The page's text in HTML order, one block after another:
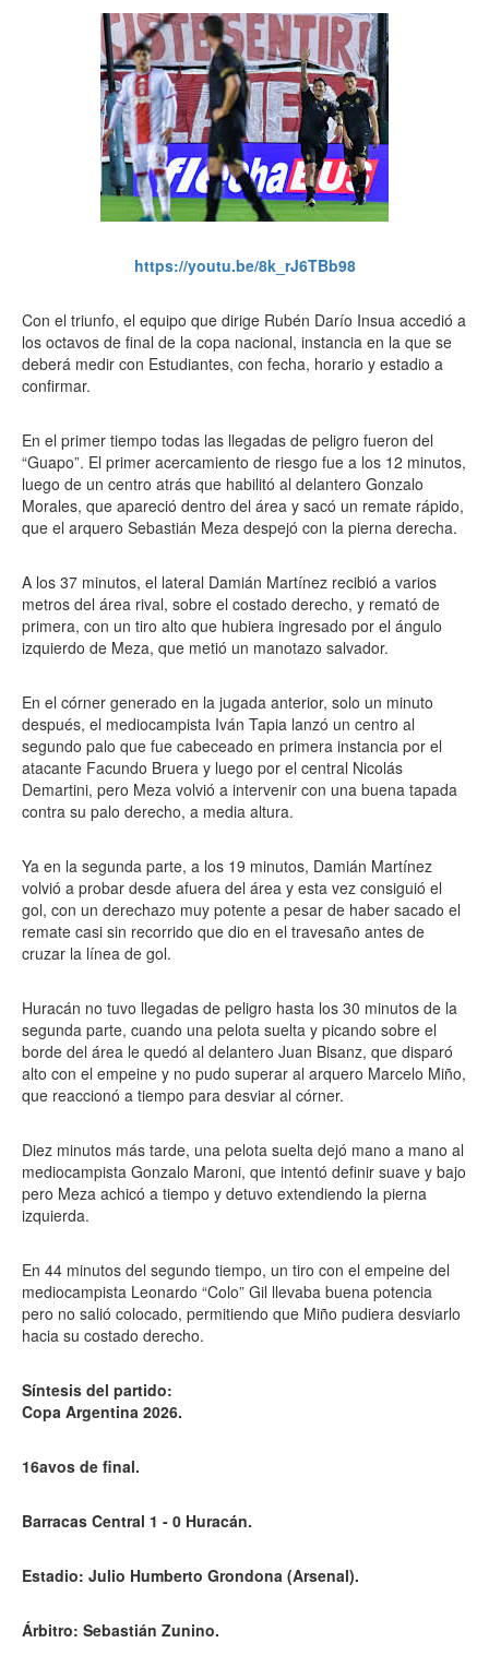
https://youtu.be/8k_rJ6TBb98
Con el triunfo, el equipo que dirige Rubén Darío Insua accedió a
los octavos de final de la copa nacional, instancia en la que se
deberá medir con Estudiantes, con fecha, horario y estadio a
confirmar.
En el primer tiempo todas las llegadas de peligro fueron del
“Guapo”. El primer acercamiento de riesgo fue a los 12 minutos,
luego de un centro atrás que habilitó al delantero Gonzalo
Morales, que apareció dentro del área y sacó un remate rápido,
que el arquero Sebastián Meza despejó con la pierna derecha.
A los 37 minutos, el lateral Damián Martínez recibió a varios
metros del área rival, sobre el costado derecho, y remató de
primera, con un tiro alto que hubiera ingresado por el ángulo
izquierdo de Meza, que metió un manotazo salvador.
En el córner generado en la jugada anterior, solo un minuto
después, el mediocampista Iván Tapia lanzó un centro al
segundo palo que fue cabeceado en primera instancia por el
atacante Facundo Bruera y luego por el central Nicolás
Demartini, pero Meza volvió a intervenir con una buena tapada
contra su palo derecho, a media altura.
Ya en la segunda parte, a los 19 minutos, Damián Martínez
volvió a probar desde afuera del área y esta vez consiguió el
gol, con un derechazo muy potente a pesar de haber sacado el
remate casi sin recorrido que dio en el travesaño antes de
cruzar la línea de gol.
Huracán no tuvo llegadas de peligro hasta los 30 minutos de la
segunda parte, cuando una pelota suelta y picando sobre el
borde del área le quedó al delantero Juan Bisanz, que disparó
alto con el empeine y no pudo superar al arquero Marcelo Miño,
que reaccionó a tiempo para desviar al córner.
Diez minutos más tarde, una pelota suelta dejó mano a mano al
mediocampista Gonzalo Maroni, que intentó definir suave y bajo
pero Meza achicó a tiempo y detuvo extendiendo la pierna
izquierda.
En 44 minutos del segundo tiempo, un tiro con el empeine del
mediocampista Leonardo “Colo” Gil llevaba buena potencia
pero no salió colocado, permitiendo que Miño pudiera desviarlo
hacia su costado derecho.
Síntesis del partido:
Copa Argentina 2026.
16avos de final.
Barracas Central 1 - 0 Huracán.
Estadio: Julio Humberto Grondona (Arsenal).
Árbitro: Sebastián Zunino.